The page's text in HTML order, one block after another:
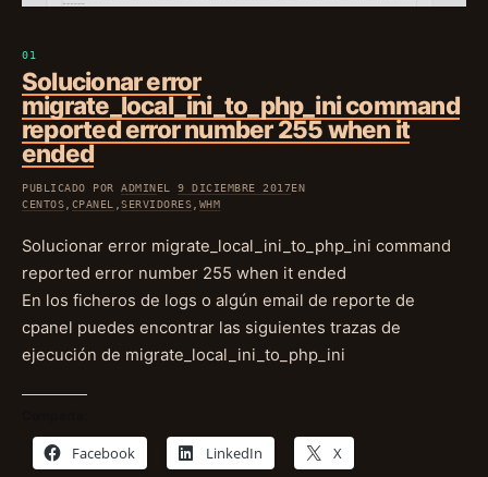
Solucionar error
migrate_local_ini_to_php_ini command
reported error number 255 when it
ended
PUBLICADO PORADMINEL9 DICIEMBRE 2017EN
CENTOS
CPANEL ,SERVIDORES WHM
Solucionar error migrate_local_ini_to_php_ini command
reported error number 255 when it ended
En los ficheros de logs o algún email de reporte de
cpanel puedes encontrar las siguientes trazas de
ejecución de migrate_local_ini_to_php_ini
Facebook LinkedIn X